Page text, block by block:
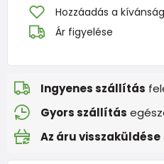
Hozzáadás a
Ár figyelése
Ingyenes szállítás
Gyors szállítás
Az áru visszaküldése